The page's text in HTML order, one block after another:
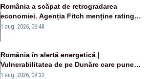
România a scăpat de retrogradarea
economiei. Agenția Fitch menține ratingul
„BBB-” cu perspectivă negativă
1 aug. 2026, 06:48
România în alertă energetică |
Vulnerabilitatea de pe Dunăre care pune
în pericol Centrala Cernavodă era
1 aug. 2026, 09:32